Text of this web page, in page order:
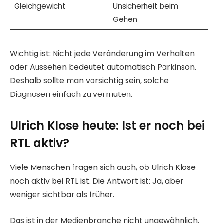
Gleichgewicht
Unsicherheit beim
Gehen
Wichtig ist: Nicht jede Veränderung im Verhalten
oder Aussehen bedeutet automatisch Parkinson.
Deshalb sollte man vorsichtig sein, solche
Diagnosen einfach zu vermuten.
Ulrich Klose heute: Ist er noch bei
RTL aktiv?
Viele Menschen fragen sich auch, ob Ulrich Klose
noch aktiv bei RTL ist. Die Antwort ist: Ja, aber
weniger sichtbar als früher.
Das ist in der Medienbranche nicht ungewöhnlich.